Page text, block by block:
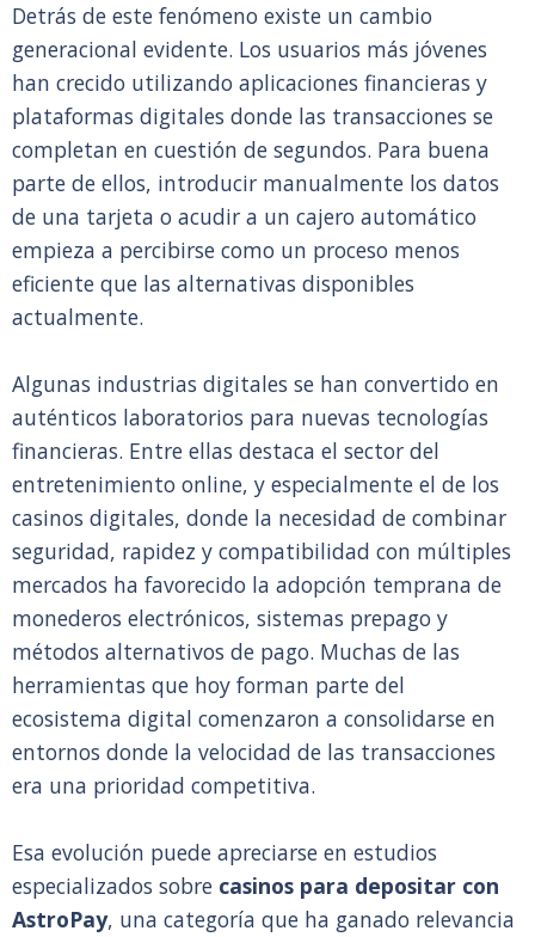
Detrás de este fenómeno existe un cambio
generacional evidente. Los usuarios más jóvenes
han crecido utilizando aplicaciones financieras y
plataformas digitales donde las transacciones se
completan en cuestión de segundos. Para buena
parte de ellos, introducir manualmente los datos
de una tarjeta o acudir a un cajero automático
empieza a percibirse como un proceso menos
eficiente que las alternativas disponibles
actualmente.
Algunas industrias digitales se han convertido en
auténticos laboratorios para nuevas tecnologías
financieras. Entre ellas destaca el sector del
entretenimiento online, y especialmente el de los
casinos digitales, donde la necesidad de combinar
seguridad, rapidez y compatibilidad con múltiples
mercados ha favorecido la adopción temprana de
monederos electrónicos, sistemas prepago y
métodos alternativos de pago. Muchas de las
herramientas que hoy forman parte del
ecosistema digital comenzaron a consolidarse en
entornos donde la velocidad de las transacciones
era una prioridad competitiva.
Esa evolución puede apreciarse en estudios
especializados sobre casinos para depositar con
AstroPay, una categoría que ha ganado relevancia